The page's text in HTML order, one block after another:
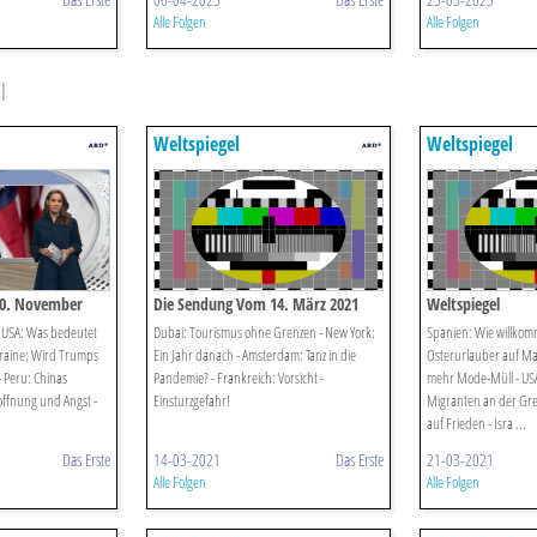
Alle Folgen Alle Folgen
November
Was bedeutet
Wird Trumps
Peru: Chinas
und Angst -
Das Erste
Weltspiegel
Die Sendung Vom 14. März 2021
Dubai: Tourismus ohne Grenzen - New York:
Ein Jahr danach - Amsterdam: Tanz in die
Pandemie? - Frankreich: Vorsicht -
Einsturzgefahr!
14-03-2021 Das Erste
Alle Folgen
Weltspiegel
Weltspiegel
Spanien: Wie
Osterurlauber auf
mehr Mode-Müll -
Migranten an der
auf Frieden - Isra ...
21-03-2021
Alle Folgen